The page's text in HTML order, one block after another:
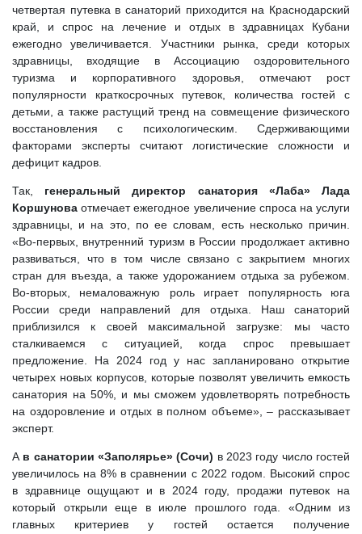
четвертая путевка в санаторий приходится на Краснодарский
край, и спрос на лечение и отдых в здравницах Кубани
ежегодно увеличивается. Участники рынка, среди которых
здравницы, входящие в Ассоциацию оздоровительного
туризма и корпоративного здоровья, отмечают рост
популярности краткосрочных путевок, количества гостей с
детьми, а также растущий тренд на совмещение физического
восстановления с психологическим. Сдерживающими
факторами эксперты считают логистические сложности и
дефицит кадров.
Так, генеральный директор санатория «Лаба» Лада
Коршуноваотмечает ежегодное увеличение спроса на услуги
здравницы, и на это, по ее словам, есть несколько причин.
«Во-первых, внутренний туризм в России продолжает активно
развиваться, что в том числе связано с закрытием многих
стран для въезда, а также удорожанием отдыха за рубежом.
Во-вторых, немаловажную роль играет популярность юга
России среди направлений для отдыха. Наш санаторий
приблизился к своей максимальной загрузке: мы часто
сталкиваемся с ситуацией, когда спрос превышает
предложение. На 2024 год у нас запланировано открытие
четырех новых корпусов, которые позволят увеличить емкость
санатория на 50%, и мы сможем удовлетворять потребность
на оздоровление и отдых в полном объеме», – рассказывает
эксперт.
А в санатории «Заполярье» (Сочи) в 2023 году число гостей
увеличилось на 8% в сравнении с 2022 годом. Высокий спрос
в здравнице ощущают и в 2024 году, продажи путевок на
который открыли еще в июле прошлого года. «Одним из
главных критериев у гостей остается получение